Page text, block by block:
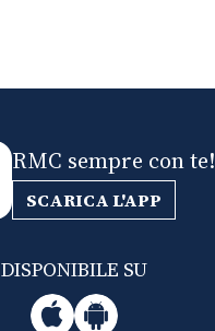
RMC sempre con te!
SCARICA L'APP
DISPONIBILE SU